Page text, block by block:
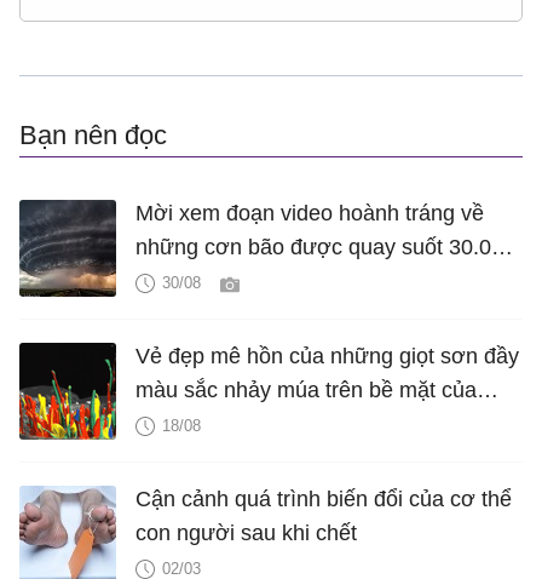
Bạn nên đọc
Mời xem đoạn video hoành tráng về
những cơn bão được quay suốt 30.000
dặm trong 3 tháng trời
30/08
Vẻ đẹp mê hồn của những giọt sơn đầy
màu sắc nhảy múa trên bề mặt của
chiếc loa thùng khi quay chậm
18/08
Cận cảnh quá trình biến đổi của cơ thể
con người sau khi chết
02/03